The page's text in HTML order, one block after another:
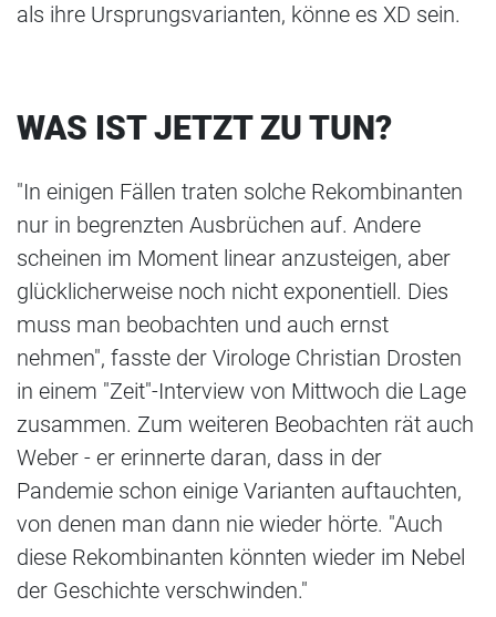
als ihre Ursprungsvarianten, könne es XD sein.
WAS IST JETZT ZU TUN?
"In einigen Fällen traten solche Rekombinanten
nur in begrenzten Ausbrüchen auf. Andere
scheinen im Moment linear anzusteigen, aber
glücklicherweise noch nicht exponentiell. Dies
muss man beobachten und auch ernst
nehmen", fasste der Virologe Christian Drosten
in einem "Zeit"-Interview von Mittwoch die Lage
zusammen. Zum weiteren Beobachten rät auch
Weber - er erinnerte daran, dass in der
Pandemie schon einige Varianten auftauchten,
von denen man dann nie wieder hörte. "Auch
diese Rekombinanten könnten wieder im Nebel
der Geschichte verschwinden."